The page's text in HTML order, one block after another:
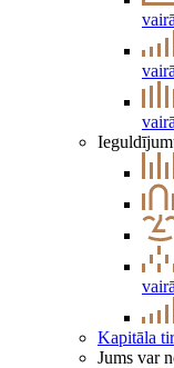
Kapitāla
Jums var